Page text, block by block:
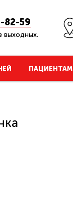
82-59
выходных.
ПАЦИЕНТАМ